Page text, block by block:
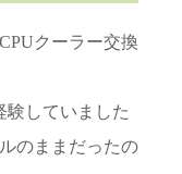
クーラー交換
験していました
のままだったの